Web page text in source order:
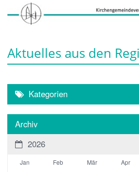
Aktuelles aus den
Kategorien
Archiv
2026
Jan Feb Mär Apr